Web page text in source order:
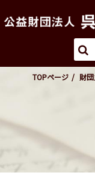
TOPページ 財